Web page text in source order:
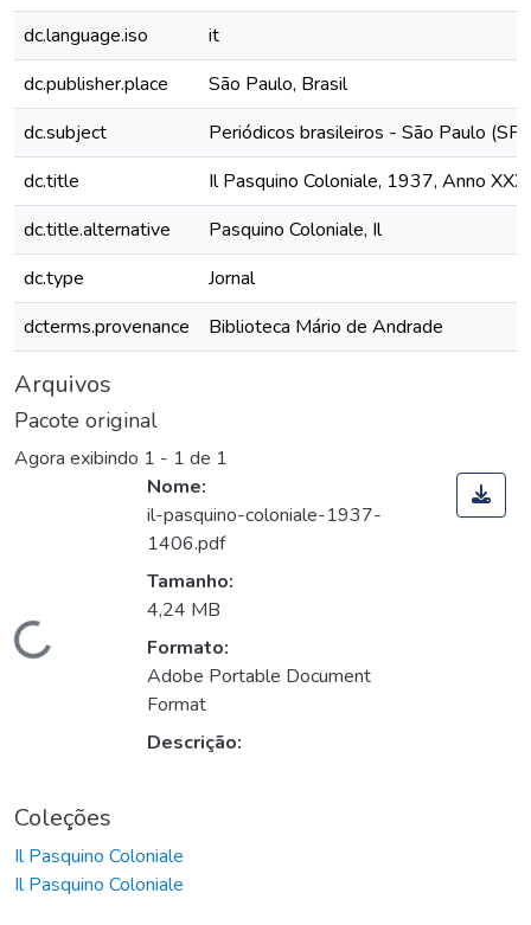
dc.language.iso
it
dc.publisher.place
São Paulo, Brasil
dc.subject
Periódicos brasileiros - São Paulo (SP)
dc.title
Il Pasquino Coloniale, 1937, Anno
dc.title.alternative
Pasquino Coloniale, Il
dc.type
Jornal
dcterms.provenance
Biblioteca Mário de Andrade
Arquivos
Pacote original
Agora exibindo 1 - 1 de 1
Carregando...
Nome:
il-pasquino-coloniale-1937-
1406.pdf
Tamanho:
4,24 MB
Formato:
Adobe Portable Document
Format
Descrição:
Coleções
Il Pasquino Coloniale
Il Pasquino Coloniale